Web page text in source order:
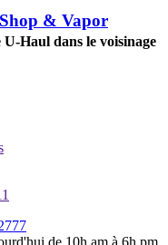
& Vapor
U-Haul dans le voisinage
de 10h am à 6h pm